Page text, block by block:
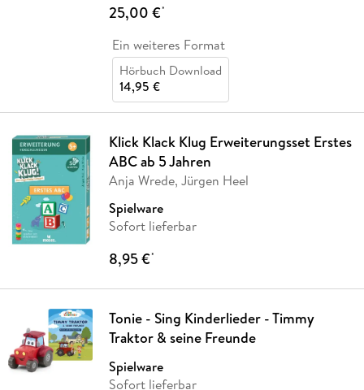
25,00 €*
Ein weiteres Format
Hörbuch Download
14,95 €
Klick Klack Klug Erweiterungsset Erstes
ABC ab 5 Jahren
Anja Wrede, Jürgen Heel
Spielware
Sofort lieferbar
8,95 €*
Tonie - Sing Kinderlieder - Timmy
Traktor & seine Freunde
Spielware
Sofort lieferbar